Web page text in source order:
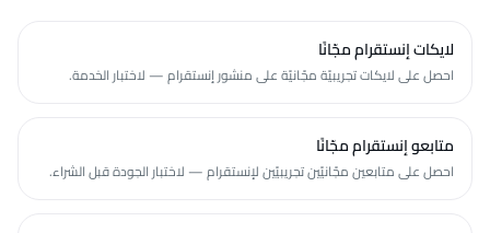
لايكات إنستقرام مجّانًا
احصل على لايكات تجريبيّة مجّانيّة على منشور إنستقرام — لاختبار الخدمة.
متابعو إنستقرام مجّانًا
احصل على متابعين مجّانيّين تجريبيّين لإنستقرام — لاختبار الجودة قبل الشراء.